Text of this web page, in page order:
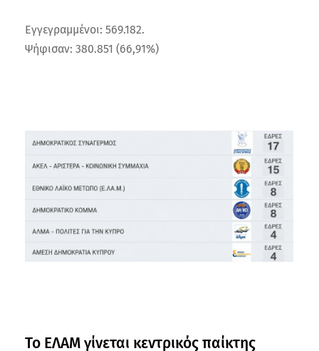
Εγγεγραμμένοι: 569.182.
Ψήφισαν: 380.851 (66,91%)
Το ΕΛΑΜ γίνεται κεντρικός παίκτης